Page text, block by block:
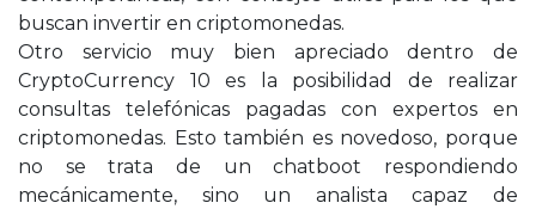
buscan invertir en criptomonedas.
Otro servicio muy bien apreciado dentro de
CryptoCurrency 10 es la posibilidad de realizar
consultas telefónicas pagadas con expertos en
criptomonedas. Esto también es novedoso, porque
no se trata de un chatboot respondiendo
mecánicamente, sino un analista capaz de